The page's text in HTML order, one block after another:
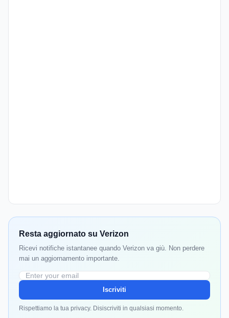
Resta aggiornato su Verizon
Ricevi notifiche istantanee quando Verizon va giù. Non perdere
mai un aggiornamento importante.
Iscriviti
Rispettiamo la tua privacy. Disiscriviti in qualsiasi momento.